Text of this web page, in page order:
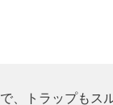
、トラップもス